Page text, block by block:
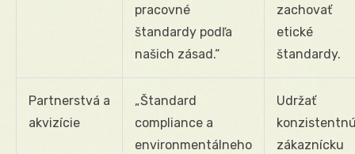
pracovné
štandardy podľa
našich zásad.“
zachovať
etické
štandardy.
Partnerstvá a
akvizície
„Štandard
compliance a
environmentálneho
Udržať
zákaznícku